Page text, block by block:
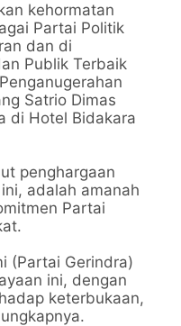
kehormatan
Partai Politik
dan di
Publik Terbaik
Satrio Dimas
di Hotel Bidakara
penghargaan
adalah amanah
Partai
(Partai Gerindra)
ini, dengan
keterbukaan,